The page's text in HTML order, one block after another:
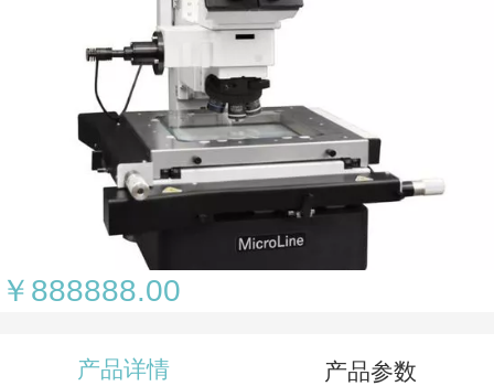
VIEW MicroLine 1000/2000/3000自动化关键
尺寸测量系统
￥888888.00
产品详情 产品参数